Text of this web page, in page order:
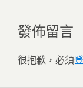
發佈留言
很抱歉，必須